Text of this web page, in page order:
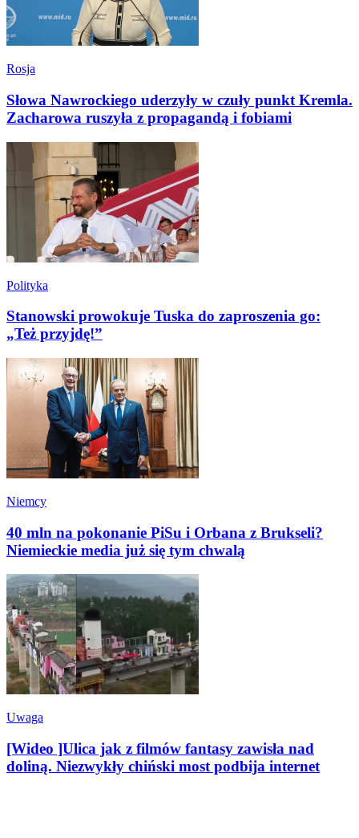
Rosja
Słowa Nawrockiego uderzyły w czuły punkt Kremla.
Zacharowa ruszyła z propagandą i fobiami
Polityka
Stanowski prowokuje Tuska do zaproszenia go:
„Też przyjdę!”
Niemcy
40 mln na pokonanie PiSu i Orbana z Brukseli?
Niemieckie media już się tym chwalą
Uwaga
[Wideo ]Ulica jak z filmów fantasy zawisła nad
doliną. Niezwykły chiński most podbija internet